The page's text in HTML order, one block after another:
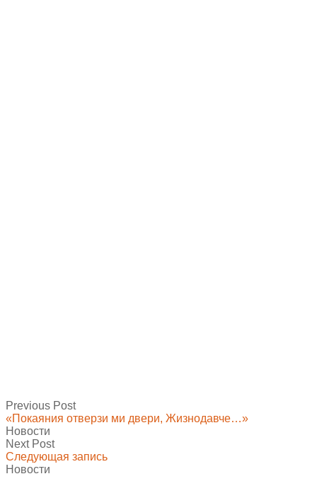
Previous Post
«Покаяния отверзи ми двери, Жизнодавче…»
Новости
Next Post
Следующая запись
Новости